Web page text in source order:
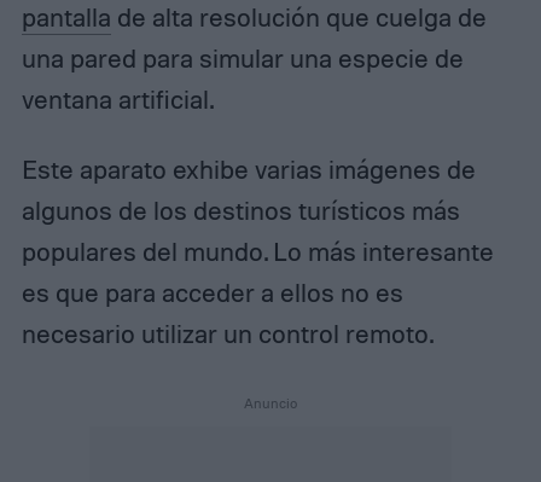
pantalla de alta resolución que cuelga de
una pared para simular una especie de
ventana artificial.
Este aparato exhibe varias imágenes de
algunos de los destinos turísticos más
populares del mundo. Lo más interesante
es que para acceder a ellos no es
necesario utilizar un control remoto.